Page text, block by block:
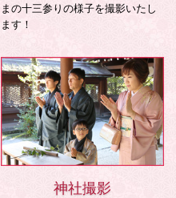
まの十三参りの様子を撮影いたし
ます！
神社撮影